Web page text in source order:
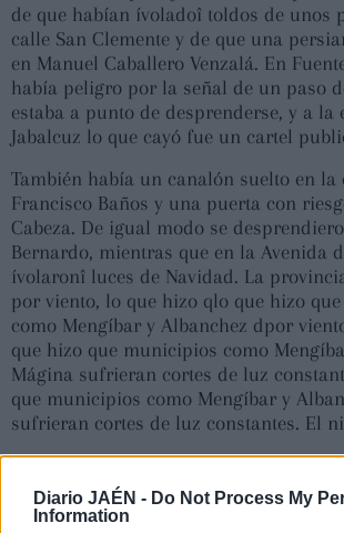
Diario JAÉN - Do Not Process My
Information
de que habían ívoladoî toldos de unos
calle San Clemente y de que una
en Manuel Caballero Venzalá. En
había peligro por la señal de un paso
estaba a punto de desprenderse, y a la
Jabalcuz lo que cayó fue un cartel
También había un canalón suelto en la
Francisco Baños y una puerta con
Cabeza. De igual modo se
Bernardo, mientras que en la Avenida
ívolaronî luces de Navidad. La
por viento, lo que hizo qlo que hizo
como Mengíbar y Albanchez dpor
que hizo que municipios como
Mágina sufrieran cortes de luz
que municipios como Mengíbar y
sufrieran cortes de luz constantes. El